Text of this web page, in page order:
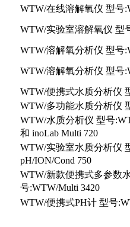
WTW/在线溶解氧仪 型号
WTW/实验室溶解氧仪 型
WTW/溶解氧分析仪 型号
WTW/溶解氧分析仪 型号
WTW/便携式水质分析仪
WTW/多功能水质分析仪
WTW/水质分析仪 型号
和 inoLab Multi 720
WTW/实验室水质分析仪
pH/ION/Cond 750
WTW/新款便携式多参数
号:WTW/Multi 3420
WTW/便携式PH计 型号